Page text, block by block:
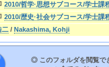
2010/哲学·思想サブコース/学士課
2010/歴史·社会サブコース/学士課
二 / Nakashima, Kohji
◎ このフォルダを閲覧で